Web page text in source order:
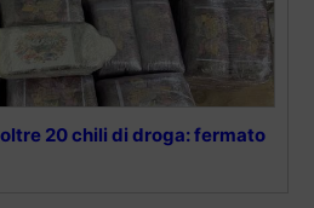
20 chili di droga: fermato